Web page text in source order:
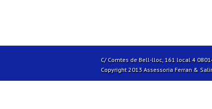
C/ Comtes de Bell-lloc, 161 local 4
Copyright 2013 Assessoria Ferran &